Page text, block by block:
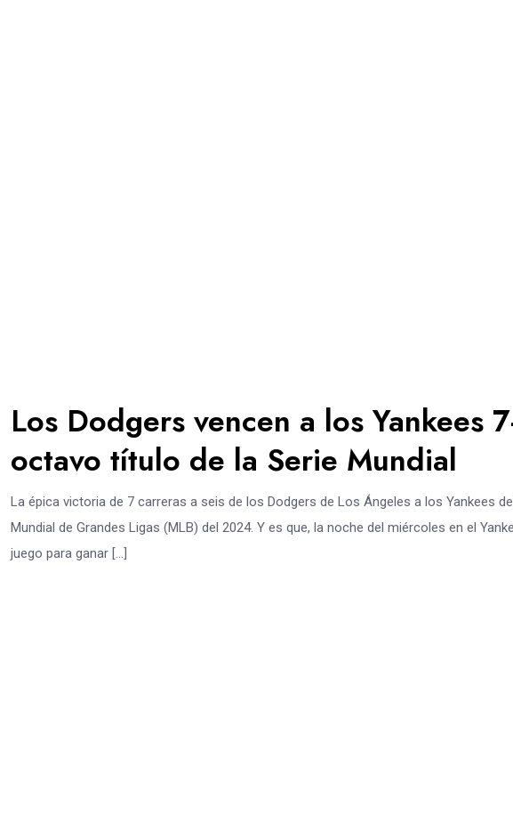
Los Dodgers vencen a los Yankees
octavo título de la Serie Mundial
La épica victoria de 7 carreras a seis de los Dodgers de Los Ángeles a los Yankees
Mundial de Grandes Ligas (MLB) del 2024. Y es que, la noche del miércoles en el
juego para ganar […]